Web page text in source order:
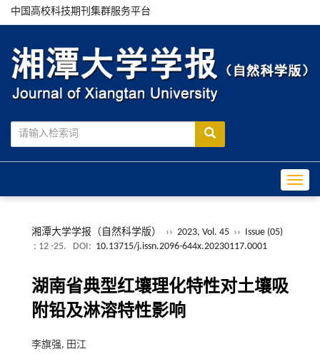
中国高校科技期刊集群服务平台
湘潭大学学报（自然科学版） ›› 2023, Vol. 45 ›› Issue (05)
: 12 -25.
DOI: 10.13715/j.issn.2096-644x.20230117.0001
湖南省典型红壤理化特性对土壤吸
附铅及淋溶特性影响
李旗强, 田江